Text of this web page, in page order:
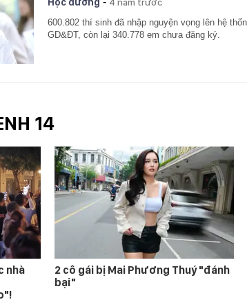
600.802 thí sinh đã nhập nguyện vọng lên hệ
GD&ĐT, còn lại 340.778 em chưa đăng ký.
14
nhà
2 cô gái bị Mai Phương Thuý "đánh
bại"